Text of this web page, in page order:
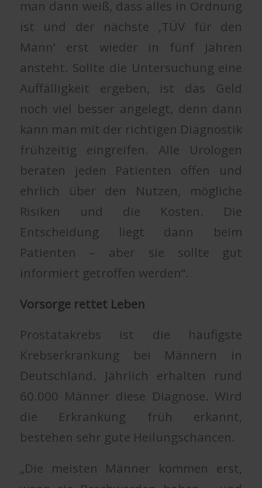
man dann weiß, dass alles in Ordnung
ist und der nächste ‚TÜV für den
Mann‘ erst wieder in fünf Jahren
ansteht. Sollte die Untersuchung eine
Auffälligkeit ergeben, ist das Geld
noch viel besser angelegt, denn dann
kann man mit der richtigen Diagnostik
frühzeitig eingreifen. Alle Urologen
beraten jeden Patienten offen und
ehrlich über den Nutzen, mögliche
Risiken und die Kosten. Die
Entscheidung liegt dann beim
Patienten – aber sie sollte gut
informiert getroffen werden“.
Vorsorge rettet Leben
Prostatakrebs ist die häufigste
Krebserkrankung bei Männern in
Deutschland. Jährlich erhalten rund
60.000 Männer diese Diagnose. Wird
die Erkrankung früh erkannt,
bestehen sehr gute Heilungschancen.
„Die meisten Männer kommen erst,